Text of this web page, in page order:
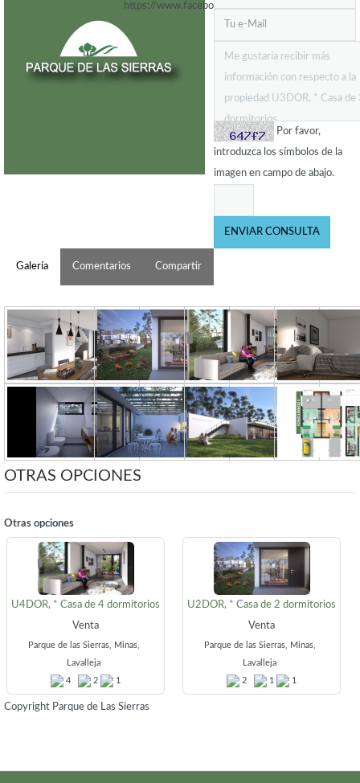
https://www.facebook.com/ParquedelasSierras/
Por favor,
introduzca los símbolos de la
imagen en campo de abajo.
Galería Comentarios Compartir
OTRAS OPCIONES
Otras opciones
U4DOR, * Casa de 4 dormitorios
Venta
Parque de las Sierras, Minas,
Lavalleja
4
2 1
U2DOR, * Casa de 2 dormitorios
Venta
Parque de las Sierras, Minas,
Lavalleja
2
1 1
Copyright Parque de Las Sierras